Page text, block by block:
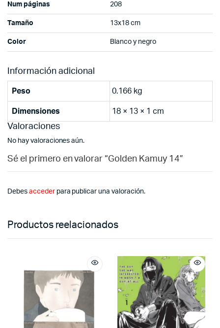
Num páginas 208
Tamaño 13x18 cm
Color Blanco y negro
Información adicional
Peso 0.166 kg
Dimensiones 18 × 13 × 1 cm
Valoraciones
No hay valoraciones aún.
Sé el primero en valorar “Golden Kamuy 14”
Debes accederpara publicar una valoración.
Productos reelacionados